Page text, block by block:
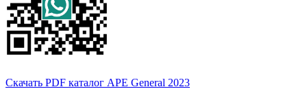
Скачать PDF каталог APE General 2023